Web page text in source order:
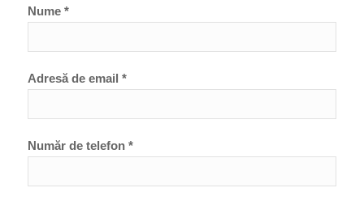
Nume *
Adresă de email *
Număr de telefon *